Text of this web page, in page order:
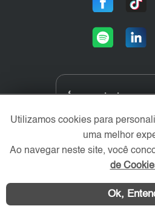
Área exclusiva aos
Utilizamos cookies para
uma melhor
Ao navegar neste site, você
de
Ok,